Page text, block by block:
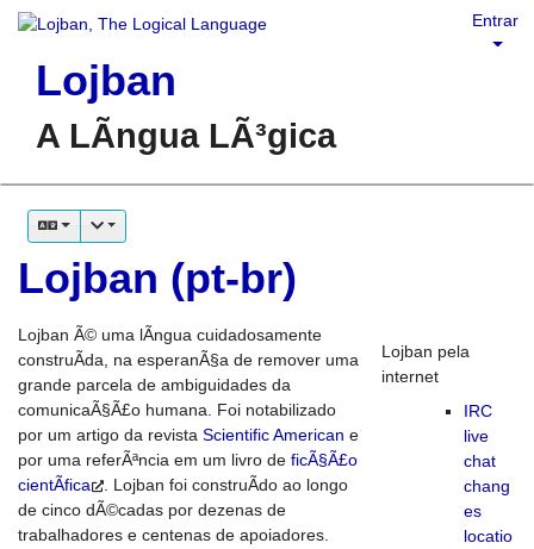
Lojban
A LÃ­ngua LÃ³gica
Entrar
Lojban (pt-br)
Lojban pela
internet
IRC
live
chat
chang
es
locatio
Lojban Ã© uma lÃ­ngua cuidadosamente
construÃ­da, na esperanÃ§a de remover uma
grande parcela de ambiguidades da
comunicaÃ§Ã£o humana. Foi notabilizado
por um artigo da revista Scientific American e
por uma referÃªncia em um livro de ficÃ§Ã£o
cientÃ­fica
. Lojban foi construÃ­do ao longo
de cinco dÃ©cadas por dezenas de
trabalhadores e centenas de apoiadores.